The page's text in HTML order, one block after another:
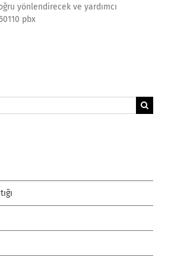
yönlendirecek ve yardımcı
pbx